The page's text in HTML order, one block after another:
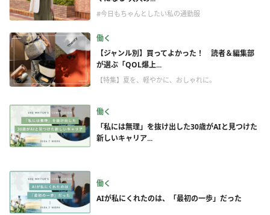
#今日もちゃんとしたい私の通勤服
働く
【ジャンル別】買ってよかった！ 読者＆編集部
が選ぶ「QOL爆上...
【特集】夏を、軽やかに、おしゃれに。
働く
「私には無理」を抜け出した30歳がAIと見つけた
新しいキャリア...
働く
AIが私にくれたのは、「最初の一歩」だった